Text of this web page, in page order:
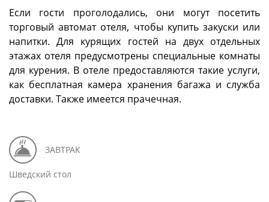
Если гости проголодались, они могут посетить
торговый автомат отеля, чтобы купить закуски или
напитки. Для курящих гостей на двух отдельных
этажах отеля предусмотрены специальные комнаты
для курения. В отеле предоставляются такие услуги,
как бесплатная камера хранения багажа и служба
доставки. Также имеется прачечная.
ЗАВТРАК
Шведский стол